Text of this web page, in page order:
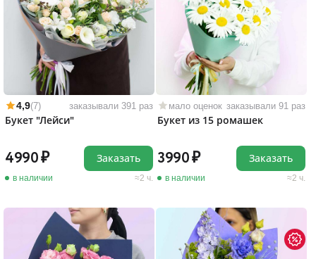
4,9(7) заказывали 391 раз
Букет "Лейси"
4990
в наличии 2 ч.
Заказать
мало оценок заказывали 91 раз
Букет из 15 ромашек
3990
в наличии 2 ч.
Заказать